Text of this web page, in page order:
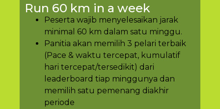
Run 60 km in a week
Peserta wajib menyelesaikan jarak
minimal 60 km dalam satu minggu.
Panitia akan memilih 3 pelari terbaik
(Pace & waktu tercepat, kumulatif
hari tercepat/tersedikit) dari
leaderboard tiap minggunya dan
memilih satu pemenang diakhir
periode